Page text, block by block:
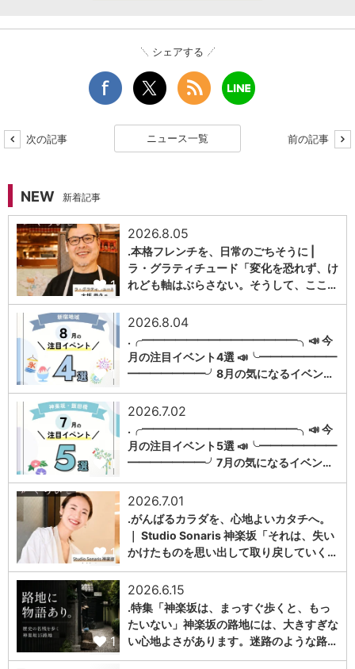
シェアする
次の記事 ニュース一覧 前の記事
NEW 新着記事
1
2026.8.05
.本格フレンチを、日常のごちそうに |
ラ・グラティチュード「変化を恐れず、け
れども軸はぶらさない。そうして、ここ…
1
2026.8.04
.╭━━━━━━━━━━━━━━╮📣 今
月の注目イベント4選 📣╰━━━━━━━
━━━━━━━╯8月の気になるイベン…
1
2026.7.02
.╭━━━━━━━━━━━━━━╮📣 今
月の注目イベント5選 📣╰━━━━━━━
━━━━━━━╯7月の気になるイベン…
1
2026.7.01
.がんばるカラダを、心地よいカタチへ。
｜ Studio Sonaris 神楽坂「それは、失い
かけたものを思い出して取り戻していく…
1
2026.6.15
.特集「神楽坂は、まっすぐ歩くと、もっ
たいない」神楽坂の路地には、大きすぎな
い心地よさがあります。迷路のような路…